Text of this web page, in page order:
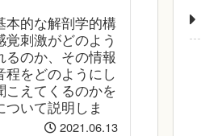
本的な解剖学的構
刺激がどのよう
のか、その情報
をどのようにし
こえてくるのかを
いて説明しま
2021.06.13